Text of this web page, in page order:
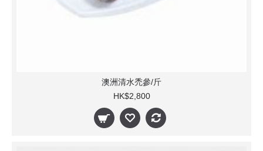
澳洲清水禿參/斤
HK$2,800